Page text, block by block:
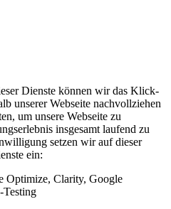
Dienste können wir das Klick-
unserer Webseite nachvollziehen
um unsere Webseite zu
insgesamt laufend zu
setzen wir auf dieser
ein:
Optimize, Clarity, Google
Testing